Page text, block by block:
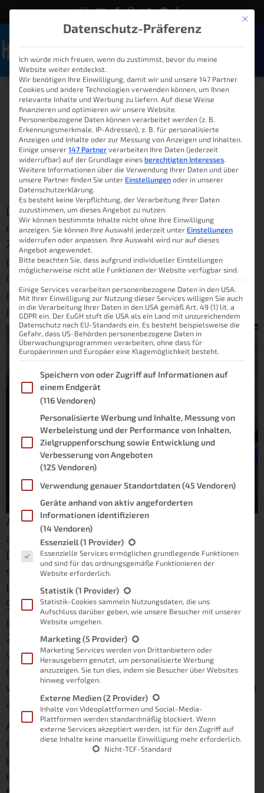
Die Alexa Spionage –
Wann hört sie mit?
Lukas 1. Mai 2021 08:00
Dass die Sprachsteuerung eng gekoppelt ist
mit dem Smart Home, sieht man in meinem
Zuhause ganz deutlich. Meine Geräte werden
per Sprachbefehl aktiviert und danach wieder
deaktiviert. Ein gutes Beispiel hierfür sind die
gefühlt unzähligen Lampen, die ich wirklich
gerne per Sprache einstelle.
Amazon Echo Studio: Kann man mit Alexa
abgehört werden?
Doch wer einenAmazon Echoeinsetzt fragt
sich meist direkt zu Beginn, ob Alexa spioniert.
Und diese Frage ist keinesfalls unberechtigt.
Schließlich befinden sich die Geräte nicht
gerade selten auch im Schlafzimmer und sind
24 Stunden am Tag mit dem Internet
verbunden. Damit allerdings nicht genug. In
diesen 24 Stunden verbindet sich Alexa immer
wieder mit den Servern von Amazon, um Daten
auszutauschen.
Allein diese Tatsache ist ausreichend dafür,
dass es bezüglich Alexa Sicherheitsbedenken
gibt. Ich möchte in diesem Artikel daher gerne
einmal genauer darstellen, wie Alexa
Mit
Datenschutz-Präferenz
Ich würde mich freuen, wenn du zustimmst, bevor du meine
Website weiter entdeckst.
Wir benötigen Ihre Einwilligung, damit wir und unsere 147 Partner
Cookies und andere Technologien verwenden können, um Ihnen
relevante Inhalte und Werbung zu liefern. Auf diese Weise
finanzieren und optimieren wir unsere Website.
Personenbezogene Daten können verarbeitet werden (z. B.
Erkennungsmerkmale, IP-Adressen), z. B. für personalisierte
Anzeigen und Inhalte oder zur Messung von Anzeigen und Inhalten.
Einige unserer 147 Partner verarbeiten Ihre Daten (jederzeit
widerrufbar) auf der Grundlage eines berechtigten Interesses.
Weitere Informationen über die Verwendung Ihrer Daten und über
unsere Partner finden Sie unter Einstellungen oder in unserer
Datenschutzerklärung.
Es besteht keine Verpflichtung, der Verarbeitung Ihrer Daten
zuzustimmen, um dieses Angebot zu nutzen.
Wir können bestimmte Inhalte nicht ohne Ihre Einwilligung
anzeigen. Sie können Ihre Auswahl jederzeit unter Einstellungen
widerrufen oder anpassen. Ihre Auswahl wird nur auf dieses
Angebot angewendet.
Bitte beachten Sie, dass aufgrund individueller Einstellungen
möglicherweise nicht alle Funktionen der Website verfügbar sind.
Einige Services verarbeiten personenbezogene Daten in den USA.
Mit Ihrer Einwilligung zur Nutzung dieser Services willigen Sie auch
in die Verarbeitung Ihrer Daten in den USA gemäß Art. 49 (1) lit. a
GDPR ein. Der EuGH stuft die USA als ein Land mit unzureichendem
Datenschutz nach EU-Standards ein. Es besteht beispielsweise die
Gefahr, dass US-Behörden personenbezogene Daten in
Überwachungsprogrammen verarbeiten, ohne dass für
Europäerinnen und Europäer eine Klagemöglichkeit besteht.
Im Folgenden finden Sie eine Liste der Zwecke des IAB
Speichern von oder Zugriff auf Informationen auf
einem Endgerät
(116 Vendoren)
Personalisierte Werbung und Inhalte, Messung von
Werbeleistung und der Performance von Inhalten,
Zielgruppenforschung sowie Entwicklung und
Verbesserung von Angeboten
(125 Vendoren)
Verwendung genauer Standortdaten(45 Vendoren)
Geräte anhand von aktiv angeforderten
Informationen identifizieren
(14 Vendoren)
Es folgt eine Liste der Service-Gruppen, für die eine
Essenziell(1 Provider)
Essenzielle Services ermöglichen grundlegende Funktionen
und sind für das ordnungsgemäße Funktionieren der
Website erforderlich.
Statistik (1 Provider)
Statistik-Cookies sammeln Nutzungsdaten, die uns
Aufschluss darüber geben, wie unsere Besucher mit unserer
Website umgehen.
Marketing(5 Provider)
Marketing Services werden von Drittanbietern oder
Herausgebern genutzt, um personalisierte Werbung
anzuzeigen. Sie tun dies, indem sie Besucher über Websites
hinweg verfolgen.
Externe Medien(2 Provider)
Inhalte von Videoplattformen und Social-Media-
Plattformen werden standardmäßig blockiert. Wenn
externe Services akzeptiert werden, ist für den Zugriff auf
diese Inhalte keine manuelle Einwilligung mehr erforderlich.
Nicht-TCF-Standard